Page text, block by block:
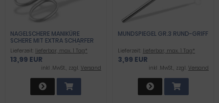
NAGELSCHERE MANIKÜRE
SCHERE MIT EXTRA SCHARFER
GEBOGENER SCHNITTFLÄCHE
PEDIKÜRE NAGELKNIPSER ZUM
PRÄZISEN KÜRZEN VON FINGER-
UND FUSSNÄGEL 9 CM AUS R
Lieferzeit: lieferbar, max. 1 Tag*
13,99 EUR
inkl .MwSt., zzgl. Versand
MUNDSPIEGEL GR.3 RUND-GRIFF
Lieferzeit: lieferbar, max. 1 Tag*
3,99 EUR
inkl .MwSt., zzgl. Versand